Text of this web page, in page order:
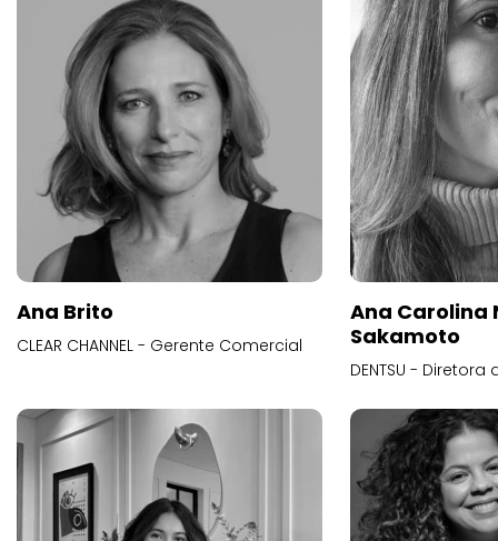
Ana Brito
CLEAR CHANNEL - Gerente Comercial
Ana Carolina
Sakamoto
DENTSU -